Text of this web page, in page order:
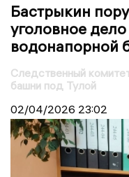
Бастрыкин
уголовное
водонапорной
Следственный
башни под Тулой
02/04/2026 23:02